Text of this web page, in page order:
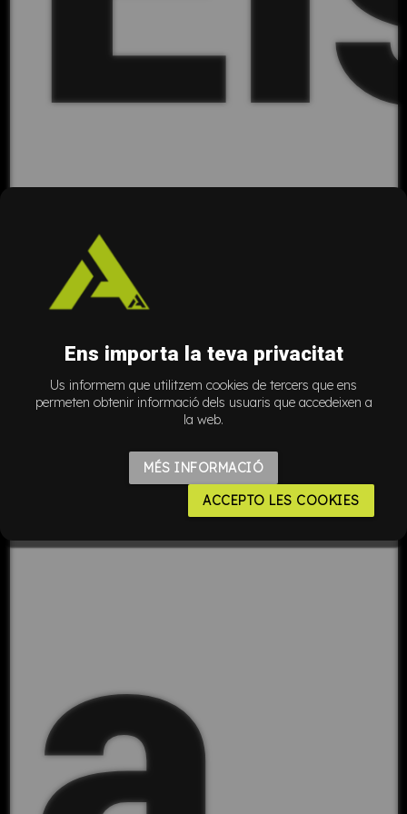
Ens importa la teva privacitat
Us informem que utilitzem cookies de tercers que ens
permeten obtenir informació dels usuaris que accedeixen a
la web.
MÉS INFORMACIÓ
ACCEPTO LES COOKIES